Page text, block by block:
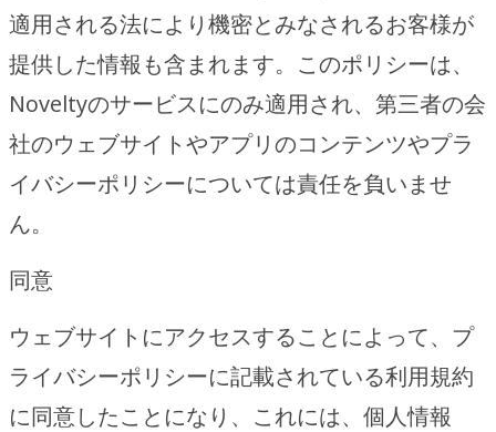
適用される法により機密とみなされるお客様が
提供した情報も含まれます。このポリシーは、
Noveltyのサービスにのみ適用され、第三者の会
社のウェブサイトやアプリのコンテンツやプラ
イバシーポリシーについては責任を負いませ
ん。
同意
ウェブサイトにアクセスすることによって、プ
ライバシーポリシーに記載されている利用規約
に同意したことになり、これには、個人情報